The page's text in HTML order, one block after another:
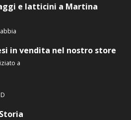
e latticini a Martina
in vendita nel nostro store
a